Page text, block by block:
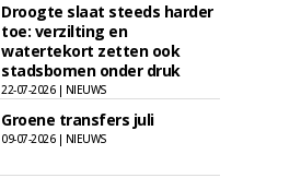
Droogte slaat steeds harder
toe: verzilting en
watertekort zetten ook
stadsbomen onder druk
22-07-2026 | NIEUWS
Groene transfers juli
09-07-2026 | NIEUWS